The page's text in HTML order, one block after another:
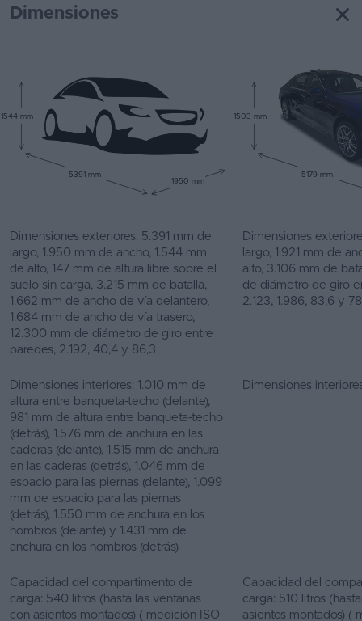
Dimensiones
1544 mm
5391 mm
1950 mm
1503 mm
5179 mm
Dimensiones exteriores: 5.391 mm de
largo, 1.950 mm de ancho, 1.544 mm
de alto, 147 mm de altura libre sobre el
suelo sin carga, 3.215 mm de batalla,
1.662 mm de ancho de vía delantero,
1.684 mm de ancho de vía trasero,
12.300 mm de diámetro de giro entre
paredes, 2.192, 40,4 y 86,3
Dimensiones
largo, 1.921 mm de
alto, 3.106 mm de
de diámetro de giro
2.123, 1.986, 83,6 y
Dimensiones interiores: 1.010 mm de
altura entre banqueta-techo (delante),
981 mm de altura entre banqueta-techo
(detrás), 1.576 mm de anchura en las
caderas (delante), 1.515 mm de anchura
en las caderas (detrás), 1.046 mm de
espacio para las piernas (delante), 1.099
mm de espacio para las piernas
(detrás), 1.550 mm de anchura en los
hombros (delante) y 1.431 mm de
anchura en los hombros (detrás)
Dimensiones
Capacidad del compartimento de
carga: 540 litros (hasta las ventanas
con asientos montados) ( medición ISO
Capacidad del
carga: 510 litros
asientos montados) (